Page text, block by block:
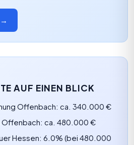
AUF EINEN BLICK
Offenbach: ca. 340.000 €
Offenbach: ca. 480.000 €
Hessen: 6.0% (bei 480.000